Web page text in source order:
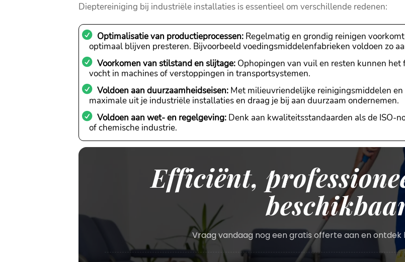
Dieptereiniging bij industriële installaties is essentieel om verschillende redenen:
Optimalisatie van productieprocessen: Regelmatig en grondig reinigen
optimaal blijven presteren. Bijvoorbeeld voedingsmiddelenfabrieken voldoen zo
Voorkomen van stilstand en slijtage: Ophopingen van vuil en resten kunnen
vocht in machines of verstoppingen in transportsystemen.
Voldoen aan duurzaamheidseisen: Met milieuvriendelijke reinigingsmiddelen
maximale uit je industriële installaties en draag je bij aan duurzaam ondernemen.
Voldoen aan wet- en regelgeving: Denk aan kwaliteitsstandaarden als de ISO-
of chemische industrie.
Efficiënt,
Vraag vandaag nog een gratis offerte aan en ontdek